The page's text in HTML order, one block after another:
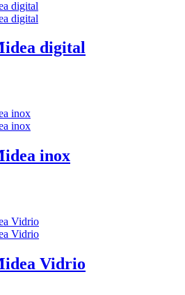
digital
inox
Vidrio